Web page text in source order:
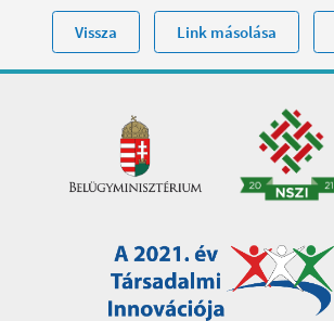
Vissza Link másolása